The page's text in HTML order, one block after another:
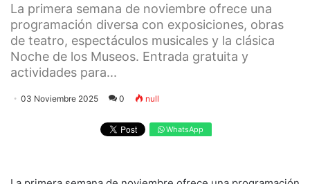
La primera semana de noviembre ofrece una
programación diversa con exposiciones, obras
de teatro, espectáculos musicales y la clásica
Noche de los Museos. Entrada gratuita y
actividades para...
03 Noviembre 2025 0 null
WhatsApp